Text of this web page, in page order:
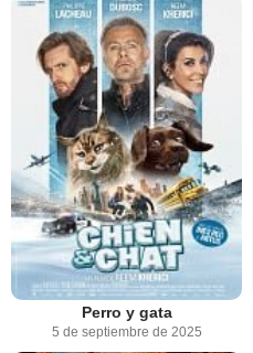
Perro y gata
5 de septiembre de 2025